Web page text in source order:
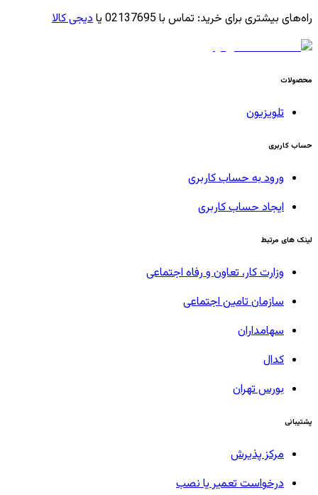
راه‌های بیشتری برای خرید: تماس با 02137695 یا دیجی کالا
محصولات
تلویزیون
حساب کاربری
ورود به حساب کاربری
ایجاد حساب کاربری
لینک های مرتبط
وزارت کار، تعاون و رفاه اجتماعی
سازمان تامین اجتماعی
سهامداران
کدال
بورس تهران
پشتیبانی
مرکز پذیرش
درخواست تعمیر یا نصب